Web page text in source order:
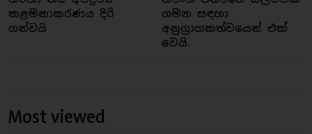
කළමනාකරණය දිරි
ගන්වයි
ගමන සඳහා
අනුග්‍රාහකත්වයෙන් එක්
වෙයි.
Most viewed